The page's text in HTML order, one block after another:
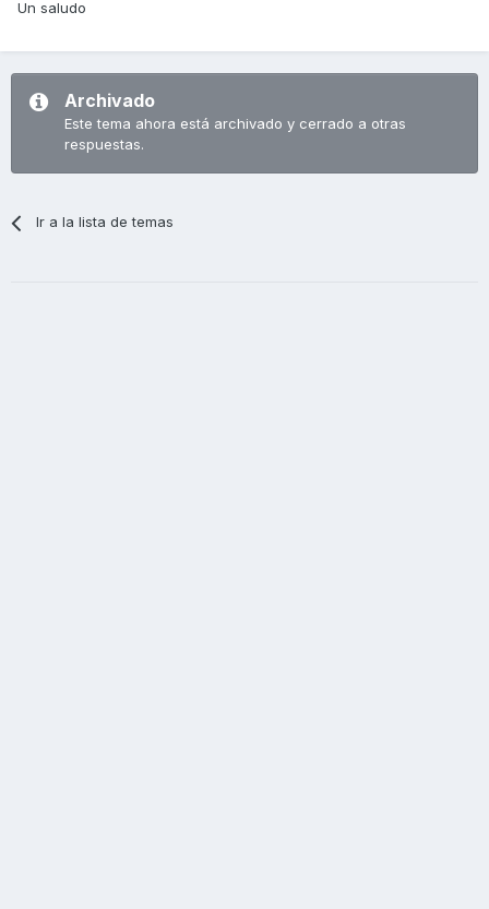
Un saludo
Archivado
Este tema ahora está archivado y cerrado a otras
respuestas.
Ir a la lista de temas